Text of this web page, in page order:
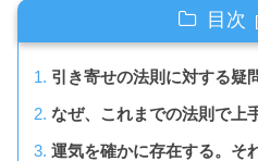
目次
引き寄せの法則に対する疑
なぜ、これまでの法則で上
運気を確かに存在する。そ